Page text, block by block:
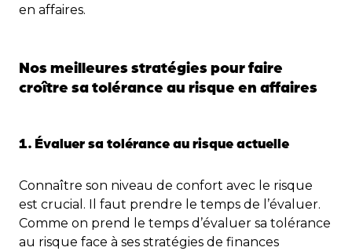
en affaires.
Nos meilleures stratégies pour faire
croître sa tolérance au risque en affaires
1. Évaluer sa tolérance au risque actuelle
Connaître son niveau de confort avec le risque
est crucial. Il faut prendre le temps de l’évaluer.
Comme on prend le temps d’évaluer sa tolérance
au risque face à ses stratégies de finances